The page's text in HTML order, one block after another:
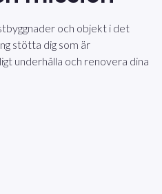
och objekt i det
stötta dig som är
underhålla och renovera dina